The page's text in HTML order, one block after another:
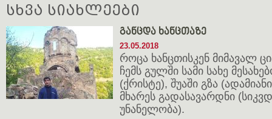
სხვა სიახლეები
განცდა ხანცთაზე
23.05.2018
როცა ხანცთისკენ მიმავალ
ჩემს გულში სამი სახე
(ქრისტე), შუაში გზა
მხარეს გადასავარდნი
უნანელობა).